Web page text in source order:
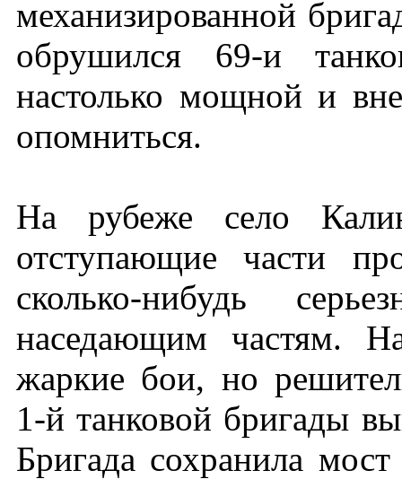
механизированной
обрушился 69-и
настолько мощной и
опомниться.
На рубеже село
отступающие части
сколько-нибудь
наседающим частям.
жаркие бои, но
1-й танковой бригады
Бригада сохранила